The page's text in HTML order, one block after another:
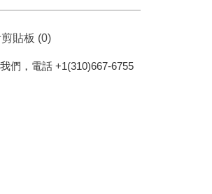
貼板 (0)
們，電話 +1(310)667-6755